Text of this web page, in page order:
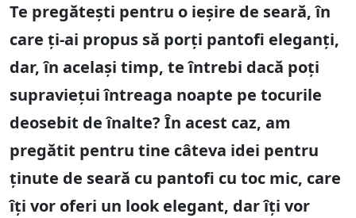
Te pregătești pentru o ieșire de seară, în
care ți-ai propus să porți pantofi eleganți,
dar, în același timp, te întrebi dacă poți
supraviețui întreaga noapte pe tocurile
deosebit de înalte? În acest caz, am
pregătit pentru tine câteva idei pentru
ținute de seară cu pantofi cu toc mic, care
îți vor oferi un look elegant, dar îți vor